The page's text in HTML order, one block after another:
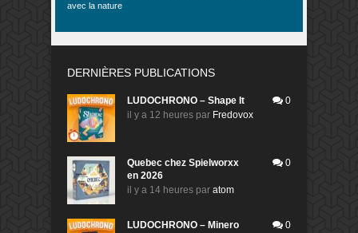
avec la nature
DERNIÈRES PUBLICATIONS
LUDOCHRONO – Shape It
il y a 12 heures par Fredovox
0
Quebec chez Spielworxx
en 2026
il y a 14 heures par atom
0
LUDOCHRONO – Minero
0